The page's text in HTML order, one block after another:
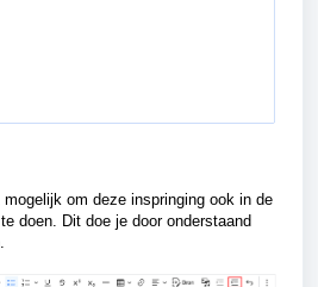
om deze inspringing ook in de
doen. Dit doe je door onderstaand